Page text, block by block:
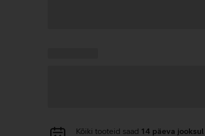
AndmeteKõiki tooteid saad 14 päeva jooksul